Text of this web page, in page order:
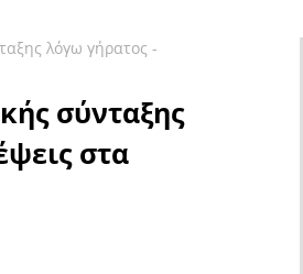
λόγω γήρατος -
σύνταξης
στα